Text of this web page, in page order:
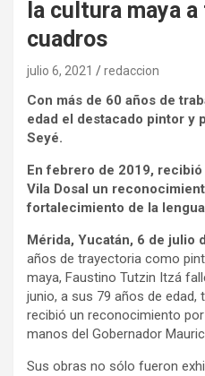
la cultura maya
cuadros
julio 6, 2021 redaccion
Con más de 60 años de
edad el destacado pintor y
Seyé.
En febrero de 2019,
Vila Dosal un
fortalecimiento de la
Mérida, Yucatán, 6 de julio
años de trayectoria como
maya, Faustino Tutzin Itzá
junio, a sus 79 años de edad,
recibió un reconocimiento
manos del Gobernador
Sus obras no sólo fueron